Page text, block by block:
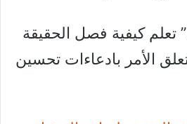
تعلم كيفية فصل الحقيقة
الأمر بادعاءات تحسين